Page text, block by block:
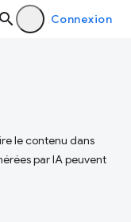
Connexion
le contenu dans
par IA peuvent